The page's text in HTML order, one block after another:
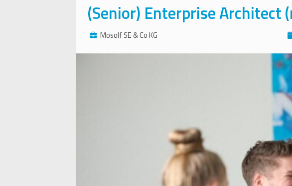
(Senior) Enterprise Architect
Mosolf SE & Co KG